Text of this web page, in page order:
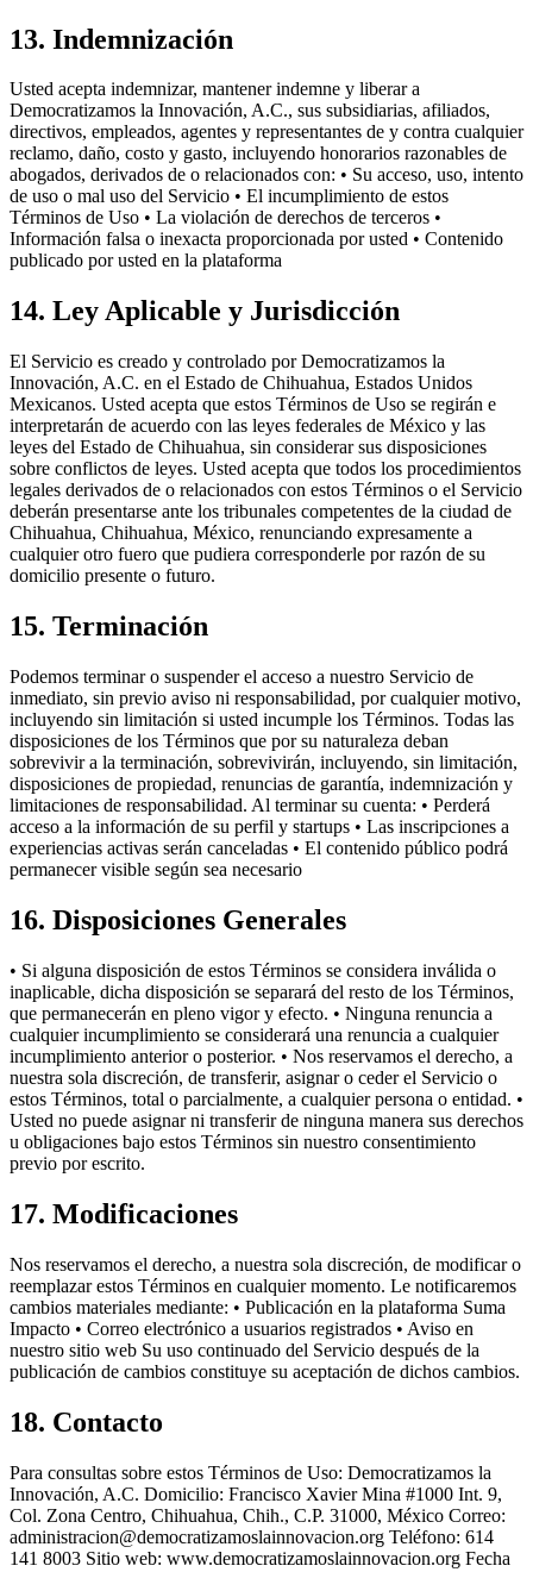
13. Indemnización
Usted acepta indemnizar, mantener indemne y liberar a
Democratizamos la Innovación, A.C., sus subsidiarias, afiliados,
directivos, empleados, agentes y representantes de y contra cualquier
reclamo, daño, costo y gasto, incluyendo honorarios razonables de
abogados, derivados de o relacionados con: • Su acceso, uso, intento
de uso o mal uso del Servicio • El incumplimiento de estos
Términos de Uso • La violación de derechos de terceros •
Información falsa o inexacta proporcionada por usted • Contenido
publicado por usted en la plataforma
14. Ley Aplicable y Jurisdicción
El Servicio es creado y controlado por Democratizamos la
Innovación, A.C. en el Estado de Chihuahua, Estados Unidos
Mexicanos. Usted acepta que estos Términos de Uso se regirán e
interpretarán de acuerdo con las leyes federales de México y las
leyes del Estado de Chihuahua, sin considerar sus disposiciones
sobre conflictos de leyes. Usted acepta que todos los procedimientos
legales derivados de o relacionados con estos Términos o el Servicio
deberán presentarse ante los tribunales competentes de la ciudad de
Chihuahua, Chihuahua, México, renunciando expresamente a
cualquier otro fuero que pudiera corresponderle por razón de su
domicilio presente o futuro.
15. Terminación
Podemos terminar o suspender el acceso a nuestro Servicio de
inmediato, sin previo aviso ni responsabilidad, por cualquier motivo,
incluyendo sin limitación si usted incumple los Términos. Todas las
disposiciones de los Términos que por su naturaleza deban
sobrevivir a la terminación, sobrevivirán, incluyendo, sin limitación,
disposiciones de propiedad, renuncias de garantía, indemnización y
limitaciones de responsabilidad. Al terminar su cuenta: • Perderá
acceso a la información de su perfil y startups • Las inscripciones a
experiencias activas serán canceladas • El contenido público podrá
permanecer visible según sea necesario
16. Disposiciones Generales
• Si alguna disposición de estos Términos se considera inválida o
inaplicable, dicha disposición se separará del resto de los Términos,
que permanecerán en pleno vigor y efecto. • Ninguna renuncia a
cualquier incumplimiento se considerará una renuncia a cualquier
incumplimiento anterior o posterior. • Nos reservamos el derecho, a
nuestra sola discreción, de transferir, asignar o ceder el Servicio o
estos Términos, total o parcialmente, a cualquier persona o entidad. •
Usted no puede asignar ni transferir de ninguna manera sus derechos
u obligaciones bajo estos Términos sin nuestro consentimiento
previo por escrito.
17. Modificaciones
Nos reservamos el derecho, a nuestra sola discreción, de modificar o
reemplazar estos Términos en cualquier momento. Le notificaremos
cambios materiales mediante: • Publicación en la plataforma Suma
Impacto • Correo electrónico a usuarios registrados • Aviso en
nuestro sitio web Su uso continuado del Servicio después de la
publicación de cambios constituye su aceptación de dichos cambios.
18. Contacto
Para consultas sobre estos Términos de Uso: Democratizamos la
Innovación, A.C. Domicilio: Francisco Xavier Mina #1000 Int. 9,
Col. Zona Centro, Chihuahua, Chih., C.P. 31000, México Correo:
administracion@democratizamoslainnovacion.org Teléfono: 614
141 8003 Sitio web: www.democratizamoslainnovacion.org Fecha